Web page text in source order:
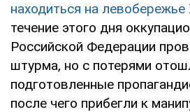
находиться на
течение этого дня
Российской Федерации
штурма, но с потерями
подготовленные
после чего прибегли к